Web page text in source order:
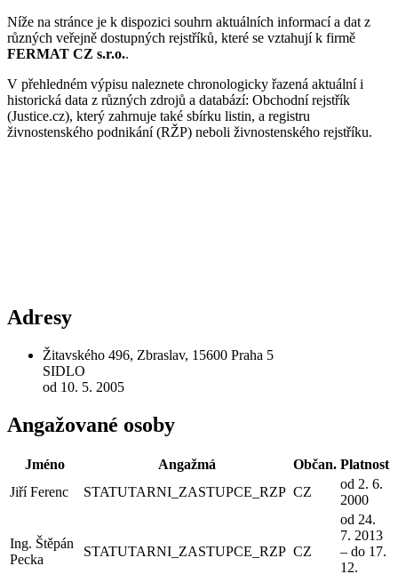
Níže na stránce je k dispozici souhrn aktuálních informací a dat z
různých veřejně dostupných rejstříků, které se vztahují k firmě
FERMAT CZ s.r.o..
V přehledném výpisu naleznete chronologicky řazená aktuální i
historická data z různých zdrojů a databází: Obchodní rejstřík
(Justice.cz), který zahrnuje také sbírku listin, a registru
živnostenského podnikání (RŽP) neboli živnostenského rejstříku.
Adresy
Žitavského 496, Zbraslav, 15600 Praha 5
SIDLO
od 10. 5. 2005
Angažované osoby
Jméno Angažmá Občan. Platnost
Jiří Ferenc
STATUTARNI_ZASTUPCE_RZP CZ
od 2. 6.
2000
Ing. Štěpán
Pecka
STATUTARNI_ZASTUPCE_RZP CZ
od 24.
7. 2013
– do 17.
12.